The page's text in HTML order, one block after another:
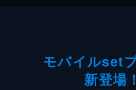
モバイルset
新登場！